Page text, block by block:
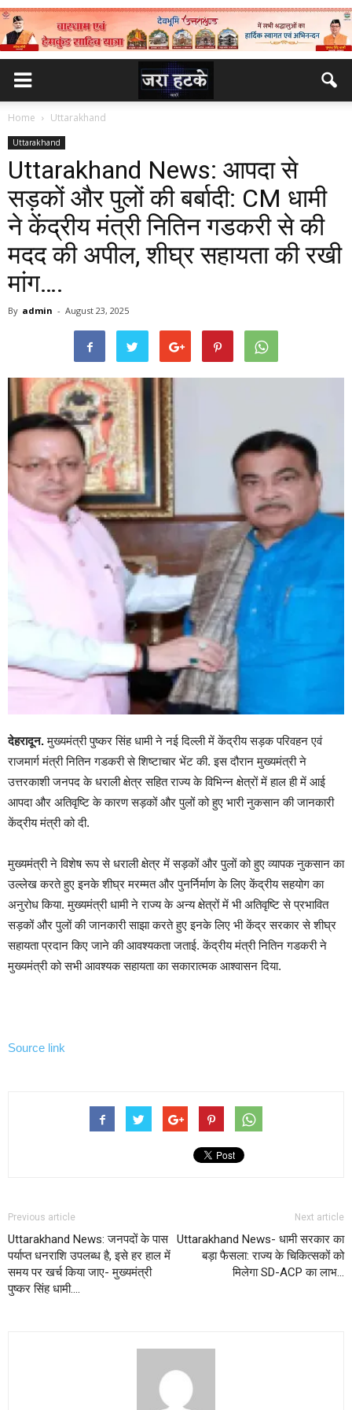
Home Uttarakhand
Uttarakhand
Uttarakhand News: आपदा से
सड़कों और पुलों की बर्बादी: CM धामी
ने केंद्रीय मंत्री नितिन गडकरी से की
मदद की अपील, शीघ्र सहायता की रखी
मांग….
By admin - August 23, 2025
देहरादून.मुख्यमंत्री पुष्कर सिंह धामी ने नई दिल्ली में केंद्रीय सड़क परिवहन एवं
राजमार्ग मंत्री नितिन गडकरी से शिष्टाचार भेंट की. इस दौरान मुख्यमंत्री ने
उत्तरकाशी जनपद के धराली क्षेत्र सहित राज्य के विभिन्न क्षेत्रों में हाल ही में आई
आपदा और अतिवृष्टि के कारण सड़कों और पुलों को हुए भारी नुकसान की जानकारी
केंद्रीय मंत्री को दी.
मुख्यमंत्री ने विशेष रूप से धराली क्षेत्र में सड़कों और पुलों को हुए व्यापक नुकसान का
उल्लेख करते हुए इनके शीघ्र मरम्मत और पुनर्निर्माण के लिए केंद्रीय सहयोग का
अनुरोध किया. मुख्यमंत्री धामी ने राज्य के अन्य क्षेत्रों में भी अतिवृष्टि से प्रभावित
सड़कों और पुलों की जानकारी साझा करते हुए इनके लिए भी केंद्र सरकार से शीघ्र
सहायता प्रदान किए जाने की आवश्यकता जताई. केंद्रीय मंत्री नितिन गडकरी ने
मुख्यमंत्री को सभी आवश्यक सहायता का सकारात्मक आश्वासन दिया.
Source link
Previous article
Uttarakhand News: जनपदों के पास
पर्याप्त धनराशि उपलब्ध है, इसे हर हाल में
समय पर खर्च किया जाए- मुख्यमंत्री
पुष्कर सिंह धामी….
Next article
Uttarakhand News- धामी सरकार का
बड़ा फैसला: राज्य के चिकित्सकों को
मिलेगा SD-ACP का लाभ…